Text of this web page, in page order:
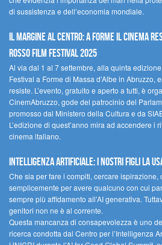
di sussistenza e dell’economia mondiale.
Il margine al centro: a Forme il cinema
Rosso Film Festival 2025
Al via dal 1 al 7 settembre, alla quinta
Festival a Forme di Massa d’Albe in Abruzzo,
resiste. L’evento, gratuito e aperto a tutti, è
CinemAbruzzo, gode del patrocinio del
promosso dal Ministero della Cultura e da
L’edizione di quest’anno mira ad accendere i
cinema italiano.
Intelligenza artificiale: i nostri figli la
Che sia per fare i compiti, cercare ispirazione,
semplicemente per avere qualcuno con cui
sempre più affidamento all’AI generativa.
genitori non ne è al corrente.
Questa mancanza di consapevolezza è uno
ricerca condotta dal Centro per l’Intelligenza